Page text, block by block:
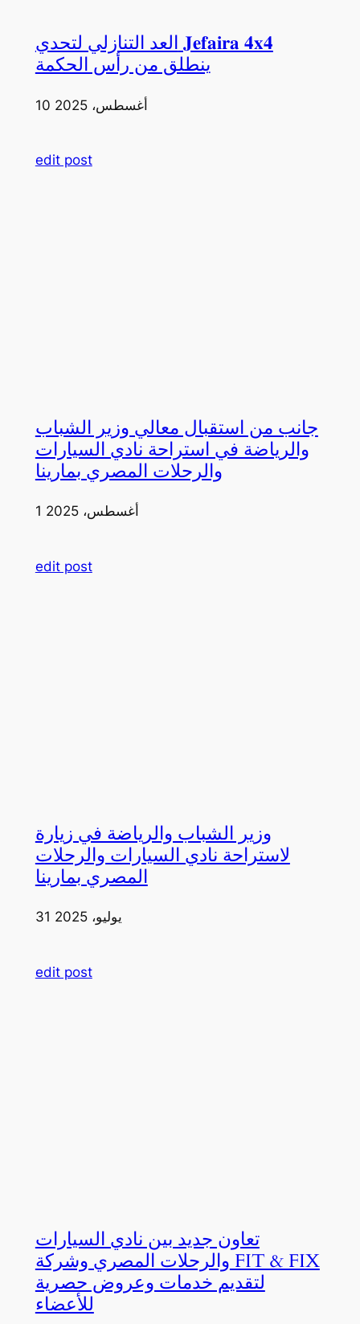
العد التنازلي لتحدي 𝐉𝐞𝐟𝐚𝐢𝐫𝐚 𝟒𝐱𝟒
ينطلق من رأس الحكمة
10 أغسطس، 2025
edit post
جانب من استقبال معالي وزير الشباب
والرياضة في استراحة نادي السيارات
والرحلات المصري بمارينا
1 أغسطس، 2025
edit post
وزير الشباب والرياضة في زيارة
لاستراحة نادي السيارات والرحلات
المصري بمارينا
31 يوليو، 2025
edit post
تعاون جديد بين نادي السيارات
والرحلات المصري وشركة FIT & FIX
لتقديم خدمات وعروض حصرية
للأعضاء